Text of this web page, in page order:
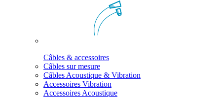
Câbles & accessoires
Câbles sur mesure
Câbles Acoustique & Vibration
Accessoires Vibration
Accessoires Acoustique